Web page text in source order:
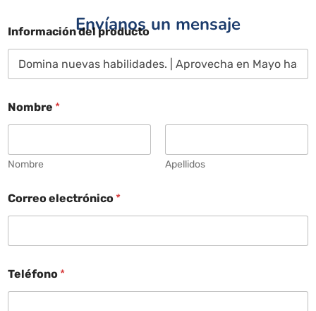
Envíanos un mensaje
Información del producto
Nombre *
Nombre Apellidos
Correo electrónico *
Teléfono *